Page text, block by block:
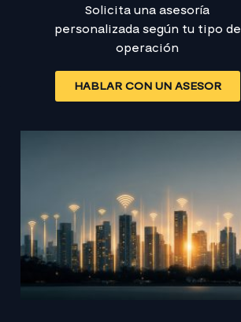
Solicita una asesoría
personalizada según tu tipo de
operación
HABLAR CON UN ASESOR